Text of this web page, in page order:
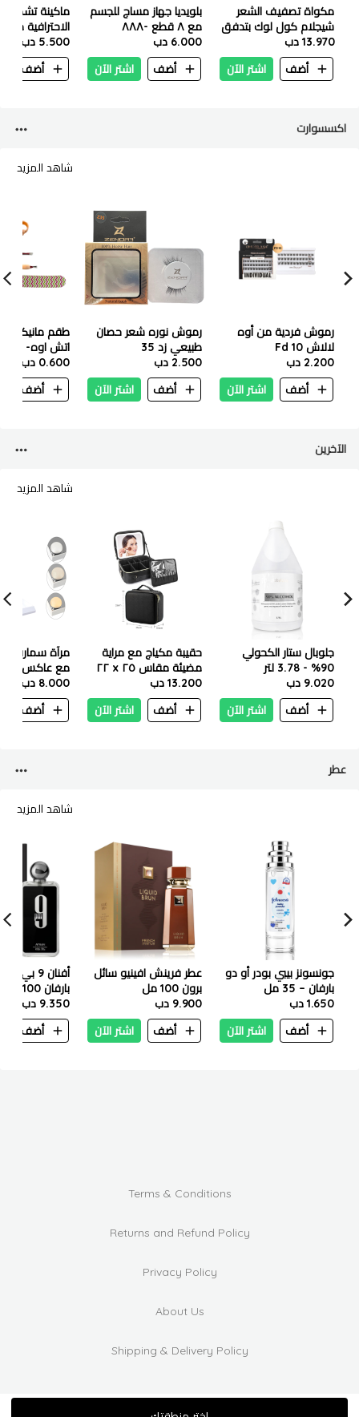
مكواة تصفيف الشعر
شيجلام كول لوك بتدفق
هواء 430 درجة
فهرنهايت - 25 مم
13.970 دب
أضف
اشتر الآن
بلويديا جهاز مساج للجسم
مع ٨ قطع -٨٨٨
6.000 دب
أضف
اشتر الآن
ماكينة تشذيب
الاحترافية من
RF 1862
5.500 دب
أضف
اكسسوارت
شاهد المزيد
رموش فردية من أوه
لالاش Fd 10
2.200 دب
أضف
اشتر الآن
رموش نوره شعر حصان
طبيعي زد 35
2.500 دب
أضف
اشتر الآن
طقم مانيكير
اتش اوه- 017
0.600 دب
أضف
الآخرين
شاهد المزيد
جلوبال ستار الكحولي
90% - 3.78 لتر
9.020 دب
أضف
اشتر الآن
حقيبة مكياج مع مراية
مضيئة مقاس ٢٥ x ٢٢
إنش لون اسود
13.200 دب
أضف
اشتر الآن
مرآة سمارت
مع شاحن
8.000 دب
أضف
عطر
شاهد المزيد
جونسونز بيبي بودر أو دو
بارفان – 35 مل
1.650 دب
أضف
اشتر الآن
عطر فرينش افينيو سائل
برون 100 مل
9.900 دب
أضف
اشتر الآن
أفنان 9 بي
بارفان 100 مل
9.350 دب
أضف
Terms & Conditions
Returns and Refund Policy
Privacy Policy
About Us
Shipping & Delivery Policy